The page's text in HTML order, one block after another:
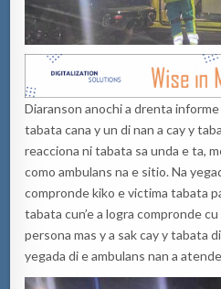
Diaranson anochi a drenta
tabata cana y un di nan a cay y
reacciona ni tabata sa unda e ta,
como ambulans na e sitio. Na
compronde kiko e victima tabata
tabata cun’e a logra compronde
persona mas y a sak cay y tabata
yegada di e ambulans nan a